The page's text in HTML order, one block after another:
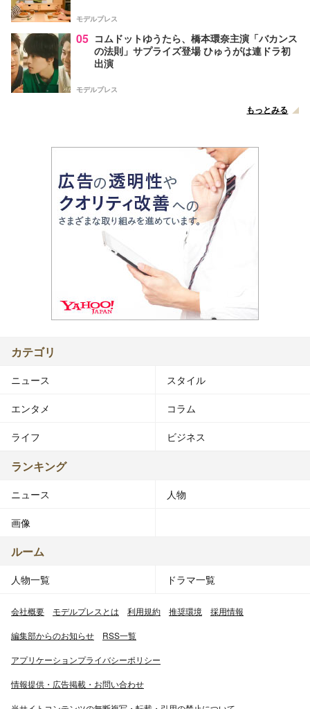
モデルプレス
05 コムドットゆうたら、橋本環奈主演「バカンス
の法則」サプライズ登場 ひゅうがは連ドラ初
出演
モデルプレス
もっとみる
カテゴリ
ニュース スタイル
エンタメ コラム
ライフ ビジネス
ランキング
ニュース 人物
画像
ルーム
人物一覧 ドラマ一覧
会社概要 モデルプレスとは 利用規約 推奨環境 採用情報
編集部からのお知らせ RSS一覧
アプリケーションプライバシーポリシー
情報提供・広告掲載・お問い合わせ